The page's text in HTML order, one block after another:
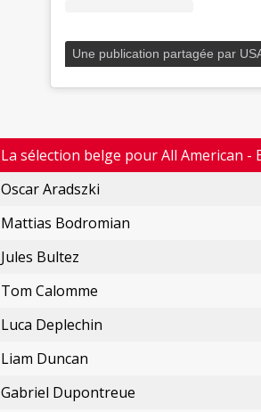
Une publication partagée par
La sélection belge pour All American -
Oscar Aradszki
Mattias Bodromian
Jules Bultez
Tom Calomme
Luca Deplechin
Liam Duncan
Gabriel Dupontreue